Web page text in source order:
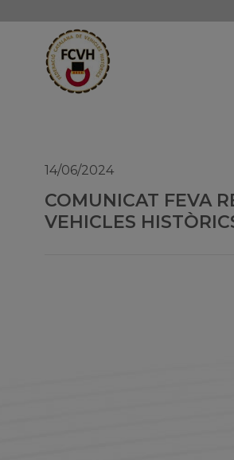
14/06/2024
COMUNICAT FEVA
VEHICLES